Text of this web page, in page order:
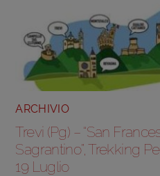
ARCHIVIO
Trevi (Pg) – “San
Sagrantino”, Trekking
19 Luglio